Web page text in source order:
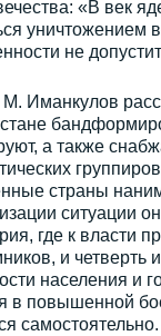
«В век
уничтожением
не
Иманкулов
а также
страны
ситуации
где к власти
и четверть
населения и
в повышенной